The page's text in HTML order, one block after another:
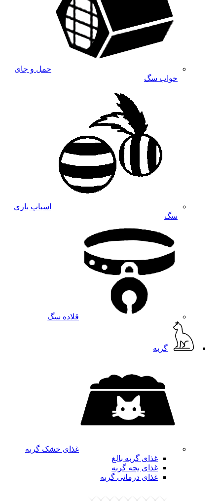
حمل و جای
خواب سگ
اسباب بازی
سگ
قلاده سگ
گربه
غذای خشک گربه
غذای گربه بالغ
غذای بچه گربه
غذای درمانی گربه